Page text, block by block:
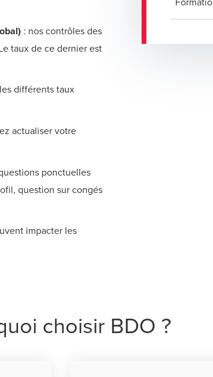
: nos contrôles des
taux de ce dernier est
différents taux
actualiser votre
ponctuelles
question sur congés
impacter les
choisir BDO ?